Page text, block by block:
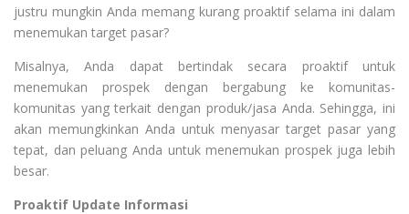
justru mungkin Anda memang kurang proaktif selama ini dalam
menemukan target pasar?
Misalnya, Anda dapat bertindak secara proaktif untuk
menemukan prospek dengan bergabung ke komunitas-
komunitas yang terkait dengan produk/jasa Anda. Sehingga, ini
akan memungkinkan Anda untuk menyasar target pasar yang
tepat, dan peluang Anda untuk menemukan prospek juga lebih
besar.
Proaktif Update Informasi